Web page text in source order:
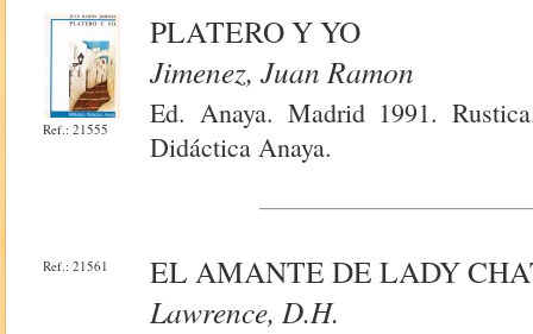
Ref.: 21555
PLATERO Y YO
Jimenez, Juan Ramon
Ed. Anaya. Madrid 1991.
Didáctica Anaya.
Ref.: 21561
EL AMANTE DE LADY
Lawrence, D.h.